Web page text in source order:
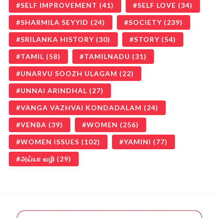
SELF IMPROVEMENT (41) SELF LOVE (34)
SHARMILA SEYYID (24) SOCIETY (239)
SRILANKA HISTORY (30) STORY (54)
TAMIL (58) TAMILNADU (31)
UNARVU SOOZH ULAGAM (22)
UNNAI ARINDHAL (27)
VANGA VAZHVAI KONDADALAM (24)
VENBA (39) WOMEN (256)
WOMEN ISSUES (102) YAMINI (77)
அய்யா வழி (29)